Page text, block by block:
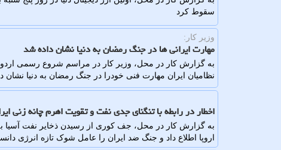
سقوط کرد
وزیر کار:
مهارت ایرانی ها در جنگ رمضان به دنیا نشان داده شد
به گزارش کار در محل، وزیر کار در مراسم شروع رسمی
نظامیان ایران مهارت فنی خودرا در جنگ رمضان به دنیا نشان
اخطار در رابطه با تنگنای جدی نفت و تقویت اهرم چانه زنی
به گزارش کار در محل، جف کوری از رسیدن ذخایر نفت
اروپا اطلاع داد و جنگ ضد ایران را عامل شوک تازه انرژی